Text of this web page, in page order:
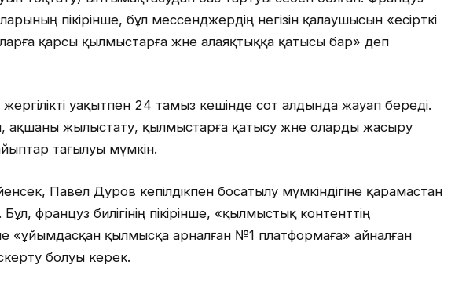
пікірінше, бұл мессенджердің негізін қалаушысын «есірткі
қарсы қылмыстарға және алаяқтыққа қатысы бар» деп
уақытпен 24 тамыз кешінде сот алдында жауап береді.
ақшаны жылыстату, қылмыстарға қатысу және оларды жасыру
тағылуы мүмкін.
Павел Дуров кепілдікпен босатылу мүмкіндігіне қарамастан
француз билігінің пікірінше, «қылмыстық контенттің
«ұйымдасқан қылмысқа арналған №1 платформаға» айналған
болуы керек.